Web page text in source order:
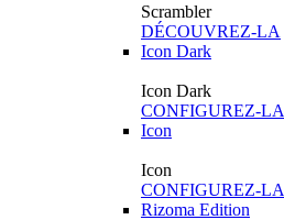
Scrambler
DÉCOUVREZ-LA
Icon Dark
Icon Dark
CONFIGUREZ-LA
Icon
Icon
CONFIGUREZ-LA
Rizoma Edition